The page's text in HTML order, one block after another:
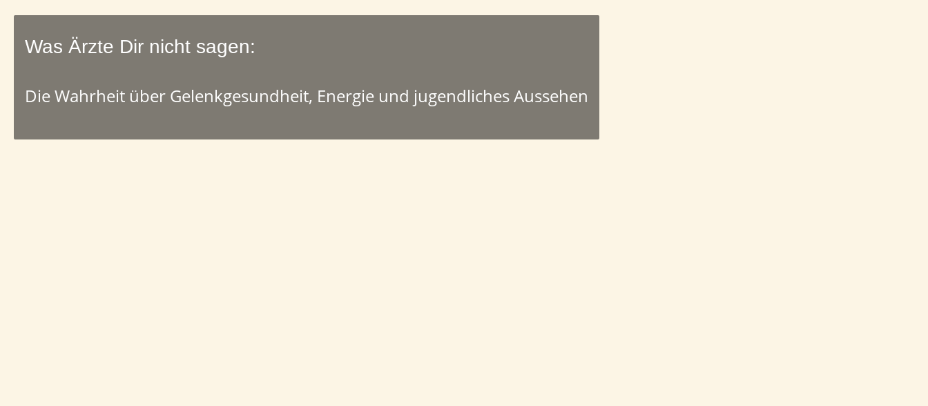
Was Ärzte Dir nicht sagen:
Die Wahrheit über Gelenkgesundheit, Energie und jugendliches Aussehen